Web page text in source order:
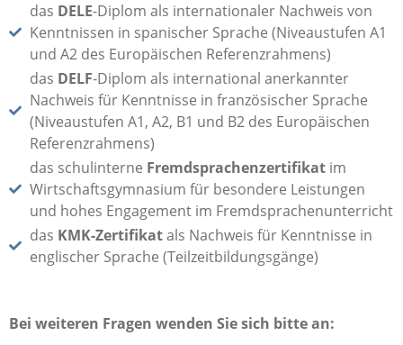
das DELE-Diplom als internationaler Nachweis von
Kenntnissen in spanischer Sprache (Niveaustufen A1
und A2 des Europäischen Referenzrahmens)
das DELF-Diplom als international anerkannter
Nachweis für Kenntnisse in französischer Sprache
(Niveaustufen A1, A2, B1 und B2 des Europäischen
Referenzrahmens)
das schulinterne Fremdsprachenzertifikatim
Wirtschaftsgymnasium für besondere Leistungen
und hohes Engagement im Fremdsprachenunterricht
das KMK-Zertifikatals Nachweis für Kenntnisse in
englischer Sprache (Teilzeitbildungsgänge)
Bei weiteren Fragen wenden Sie sich bitte an: